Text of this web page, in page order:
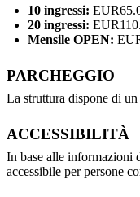
10 ingressi:
20 ingressi:
Mensile OPEN:
PARCHEGGIO
La struttura dispone di
ACCESSIBILITÀ
In base alle informazioni
accessibile per persone